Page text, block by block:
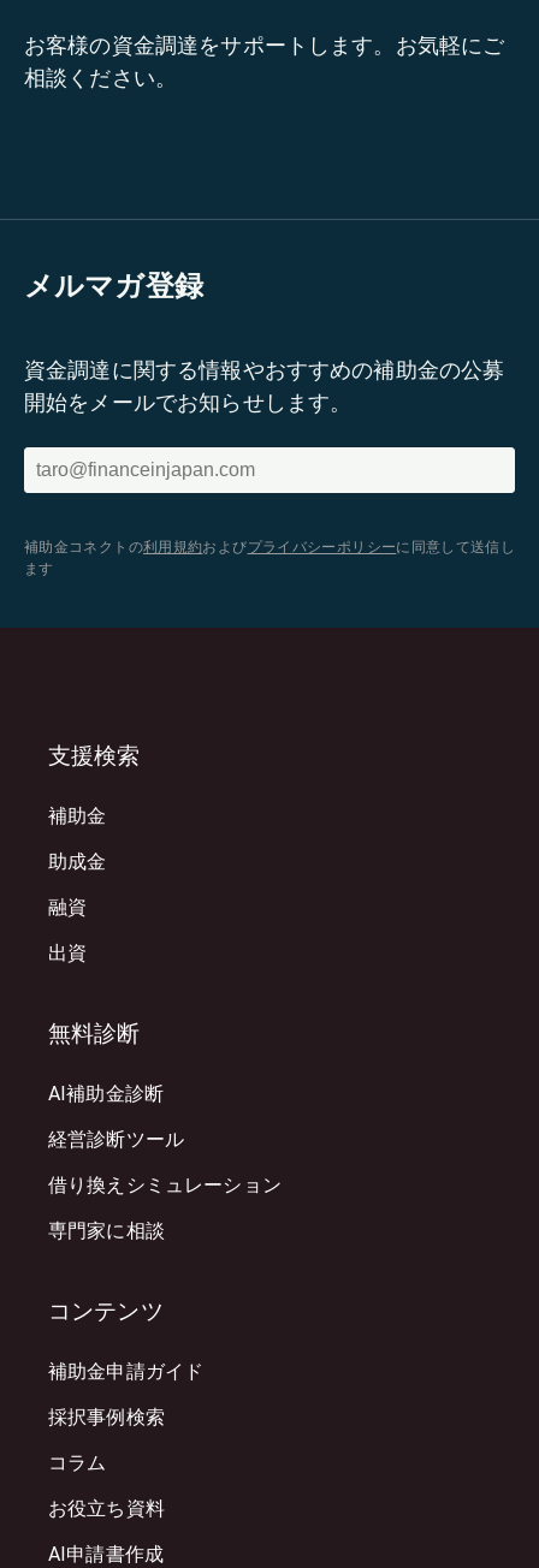
お客様の資金調達をサポートします。お気軽にご
相談ください。
メルマガ登録
資金調達に関する情報やおすすめの補助金の公募
開始をメールでお知らせします。
補助金コネクトの利用規約およびプライバシーポリシーに同意して送信し
ます
支援検索
補助金
助成金
融資
出資
無料診断
AI補助金診断
経営診断ツール
借り換えシミュレーション
専門家に相談
コンテンツ
補助金申請ガイド
採択事例検索
コラム
お役立ち資料
AI申請書作成